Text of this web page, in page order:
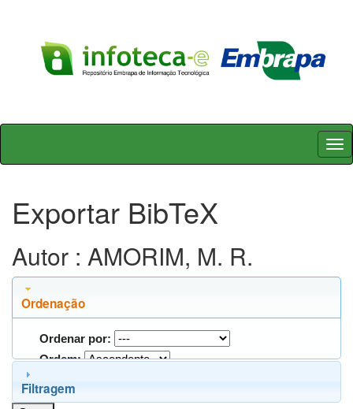
Skip
Exportar BibTeX
Autor : AMORIM, M. R.
Ordenação
Ordenar por:
Ordem:
Filtragem